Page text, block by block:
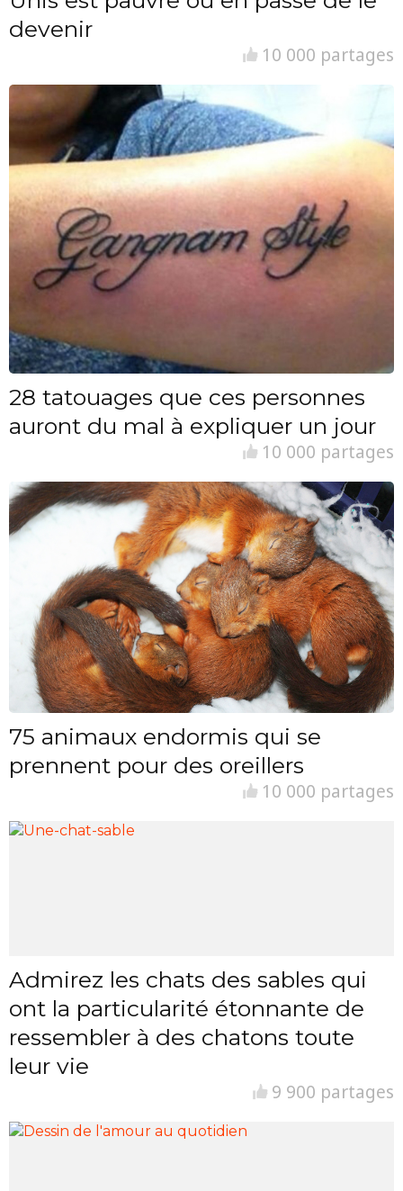
devenir
10 000 partages
28 tatouages que ces personnes
auront du mal à expliquer un jour
10 000 partages
75 animaux endormis qui se
prennent pour des oreillers
10 000 partages
Admirez les chats des sables qui
ont la particularité étonnante de
ressembler à des chatons toute
leur vie
9 900 partages